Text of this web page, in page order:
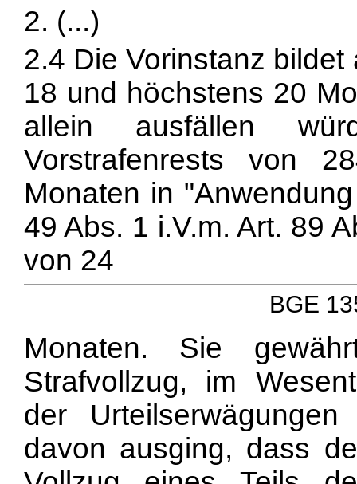
2. (...)
2.4 Die Vorinstanz
18 und höchstens 20
allein ausfällen
Vorstrafenrests von
Monaten in
49 Abs. 1 i.V.m. Art. 89
von 24
BGE
Monaten. Sie
Strafvollzug, im
der
davon ausging, dass